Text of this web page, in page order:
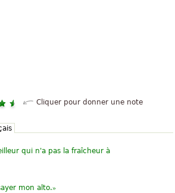
Cliquer pour donner une note
qui n'a pas la fraîcheur à
mon alto.»